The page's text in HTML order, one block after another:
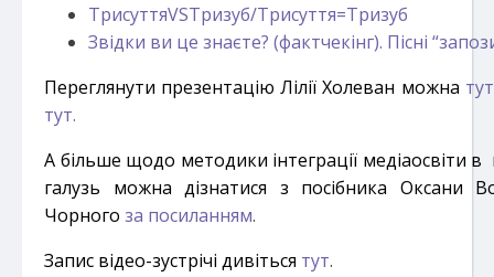
ТрисуттяVSТризуб/Трисуття=Тризуб
Звідки ви це знаєте? (фактчекінг). Пісні
Переглянути презентацію Лілії Холеван можна тут
тут.
А більше щодо методики інтеграції медіаосвіти
галузь можна дізнатися з посібника Оксани
Чорного за посиланням.
Запис відео-зустрічі дивіться тут.